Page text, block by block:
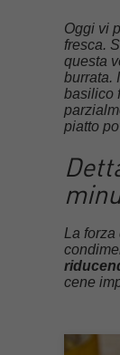
Oggi vi
fresca.
questa
burrata.
basilico
piatto
La
cene